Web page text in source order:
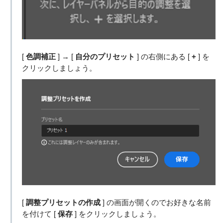
[ 色調補正] → [ 自分のプリセット ] の右側にある [ +] を
クリックしましょう。
[ 調整プリセットの作成] の画面が開くのでお好きな名前
を付けて [ 保存] をクリックしましょう。